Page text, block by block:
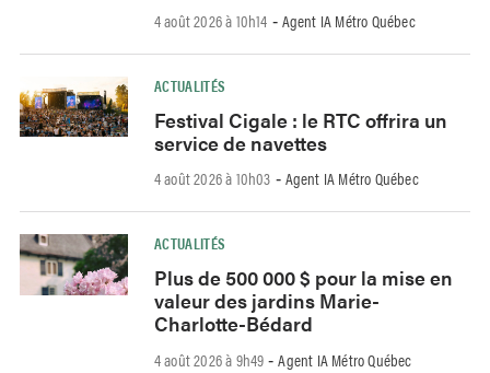
4 août 2026 à 10h14 - Agent IA Métro Québec
ACTUALITÉS
Festival Cigale : le RTC offrira un
service de navettes
4 août 2026 à 10h03 - Agent IA Métro Québec
ACTUALITÉS
Plus de 500 000 $ pour la mise en
valeur des jardins Marie-
Charlotte-Bédard
4 août 2026 à 9h49 -Agent IA Métro Québec